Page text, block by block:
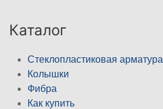
Каталог
Стеклопластиковая арматура
Колышки
Фибра
Как купить